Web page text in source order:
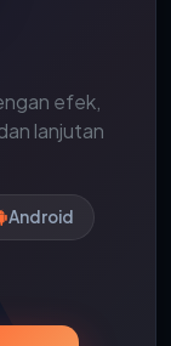
efek,
lanjutan
Android